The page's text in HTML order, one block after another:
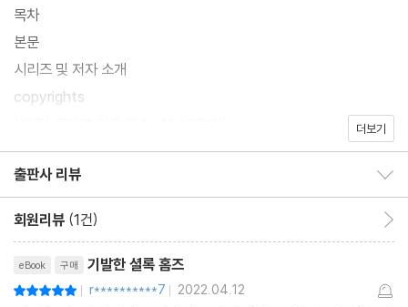
목차
본문
시리즈 및 저자 소개
copyrights
더보기
출판사 리뷰
회원리뷰 (1건)
eBook 구매 기발한 셜록 홈즈
| r**********7 | 2022.04.12